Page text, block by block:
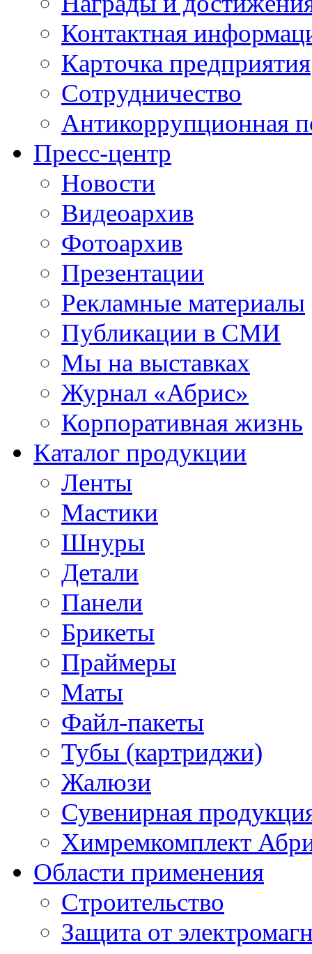
Контактная
Карточка предприятия
Сотрудничество
Антикоррупционная
Пресс-центр
Новости
Видеоархив
Фотоархив
Презентации
Рекламные материалы
Публикации в СМИ
Мы на выставках
Журнал «Абрис»
Корпоративная жизнь
Каталог продукции
Ленты
Мастики
Шнуры
Детали
Панели
Брикеты
Праймеры
Маты
Файл-пакеты
Тубы (картриджи)
Жалюзи
Сувенирная
Химремкомплект
Области применения
Строительство
Защита от